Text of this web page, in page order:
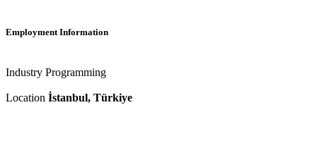
Employment Information
Industry Programming
Location İstanbul, Türkiye